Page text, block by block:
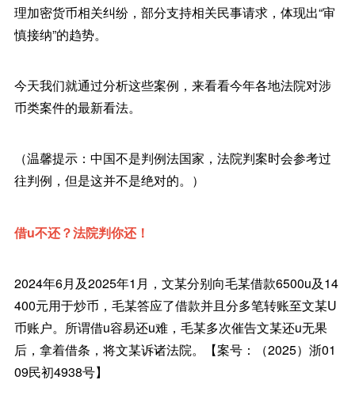
理加密货币相关纠纷，部分支持相关民事请求，体现出“审
慎接纳”的趋势。
今天我们就通过分析这些案例，来看看今年各地法院对涉
币类案件的最新看法。
（温馨提示：中国不是判例法国家，法院判案时会参考过
往判例，但是这并不是绝对的。）
借u不还？法院判你还！
2024年6月及2025年1月，文某分别向毛某借款6500u及14
400元用于炒币，毛某答应了借款并且分多笔转账至文某U
币账户。所谓借u容易还u难，毛某多次催告文某还u无果
后，拿着借条，将文某诉诸法院。【案号：（2025）浙01
09民初4938号】